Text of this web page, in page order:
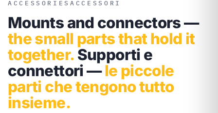
ACCESSORIESACCESSORI
Mounts and connectors —
the small parts that hold it
together. Supporti e
connettori —le piccole
parti che tengono tutto
insieme.